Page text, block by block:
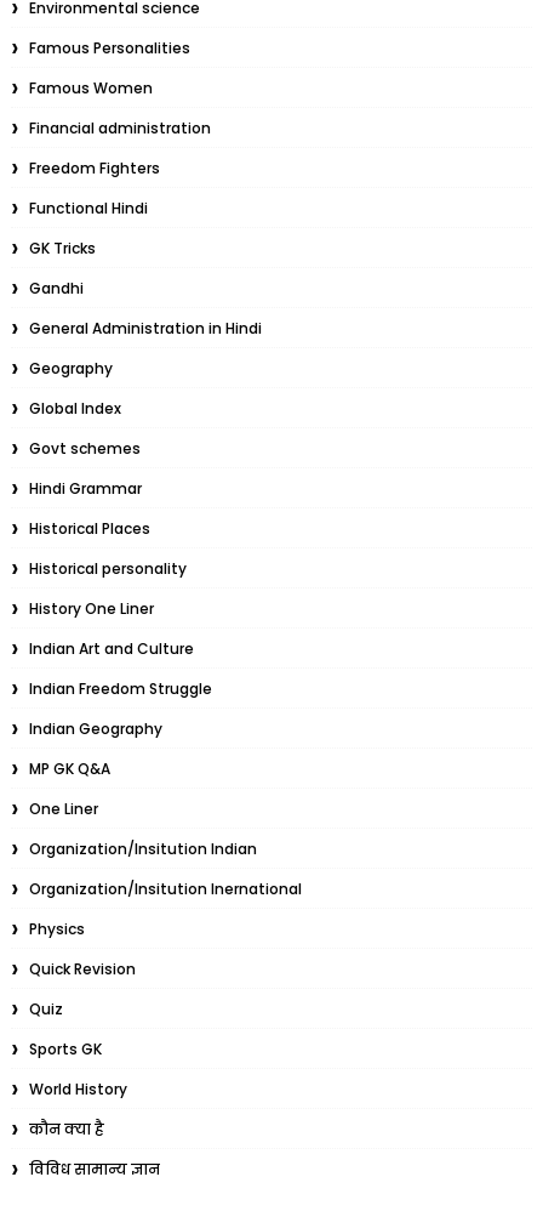
Environmental science
Famous Personalities
Famous Women
Financial administration
Freedom Fighters
Functional Hindi
GK Tricks
Gandhi
General Administration in Hindi
Geography
Global Index
Govt schemes
Hindi Grammar
Historical Places
Historical personality
History One Liner
Indian Art and Culture
Indian Freedom Struggle
Indian Geography
MP GK Q&A
One Liner
Organization/Insitution Indian
Organization/Insitution Inernational
Physics
Quick Revision
Quiz
Sports GK
World History
कौन क्या है
विविध सामान्य ज्ञान